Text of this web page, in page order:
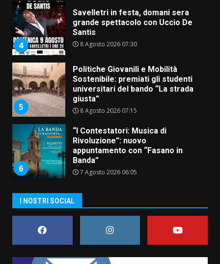
4
Savelletri in festa, domani sera
grande spettacolo con Uccio De
Santis
8 Agosto 2026 07:30
5
Politiche Giovanili e Mobilità
Sostenibile: premiati gli studenti
universitari del bando “La strada
giusta”
8 Agosto 2026 07:15
6
“I Contestatori: Musica di
Rivoluzione”: nuovo
appuntamento con “Fasano in
Banda”
7 Agosto 2026 06:05
amarezza per esclusione dal
campionato di calcio”
7 Agosto 2026 06:00
I NOSTRI SOCIAL